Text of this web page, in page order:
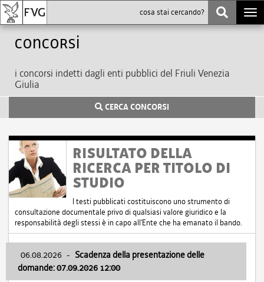
Concorsi
i concorsi indetti dagli enti pubblici del Friuli Venezia
Giulia
CERCA CONCORSI
RISULTATO DELLA
RICERCA PER TITOLO DI
STUDIO
I testi pubblicati costituiscono uno strumento di
consultazione documentale privo di qualsiasi valore giuridico e la
responsabilità degli stessi è in capo all'Ente che ha emanato il bando.
06.08.2026 - Scadenza della presentazione delle
domande: 07.09.2026 12:00